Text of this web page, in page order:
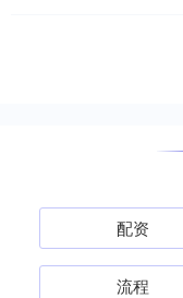
配资
流程